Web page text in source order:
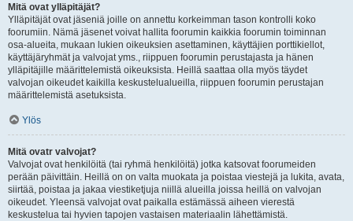
Mitä ovat ylläpitäjät?
Ylläpitäjät ovat jäseniä joille on annettu korkeimman tason kontrolli koko
foorumiin. Nämä jäsenet voivat hallita foorumin kaikkia foorumin toiminnan
osa-alueita, mukaan lukien oikeuksien asettaminen, käyttäjien porttikiellot,
käyttäjäryhmät ja valvojat yms., riippuen foorumin perustajasta ja hänen
ylläpitäjille määrittelemistä oikeuksista. Heillä saattaa olla myös täydet
valvojan oikeudet kaikilla keskustelualueilla, riippuen foorumin perustajan
määrittelemistä asetuksista.
Ylös
Mitä ovatr valvojat?
Valvojat ovat henkilöitä (tai ryhmä henkilöitä) jotka katsovat foorumeiden
perään päivittäin. Heillä on on valta muokata ja poistaa viestejä ja lukita, avata,
siirtää, poistaa ja jakaa viestiketjuja niillä alueilla joissa heillä on valvojan
oikeudet. Yleensä valvojat ovat paikalla estämässä aiheen vierestä
keskustelua tai hyvien tapojen vastaisen materiaalin lähettämistä.